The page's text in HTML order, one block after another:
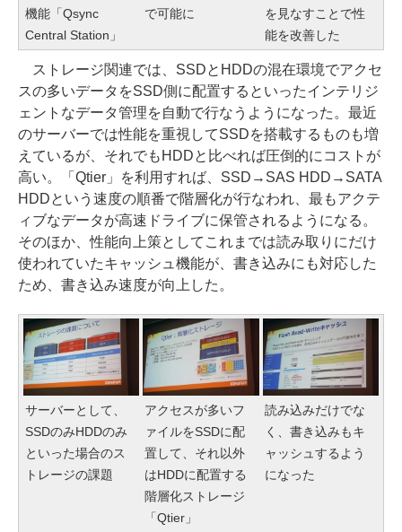
機能「Qsync
Central Station」
で可能に
を見なすことで性
能を改善した
ストレージ関連では、SSDとHDDの混在環境でアクセ
スの多いデータをSSD側に配置するといったインテリジ
ェントなデータ管理を自動で行なうようになった。最近
のサーバーでは性能を重視してSSDを搭載するものも増
えているが、それでもHDDと比べれば圧倒的にコストが
高い。「Qtier」を利用すれば、SSD→SAS HDD→SATA
HDDという速度の順番で階層化が行なわれ、最もアクテ
ィブなデータが高速ドライブに保管されるようになる。
そのほか、性能向上策としてこれまでは読み取りにだけ
使われていたキャッシュ機能が、書き込みにも対応した
ため、書き込み速度が向上した。
サーバーとして、
SSDのみHDDのみ
といった場合のス
トレージの課題
アクセスが多いフ
ァイルをSSDに配
置して、それ以外
はHDDに配置する
階層化ストレージ
「Qtier」
読み込みだけでな
く、書き込みもキ
ャッシュするよう
になった